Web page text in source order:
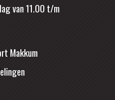
van 11.00 t/m
Makkum